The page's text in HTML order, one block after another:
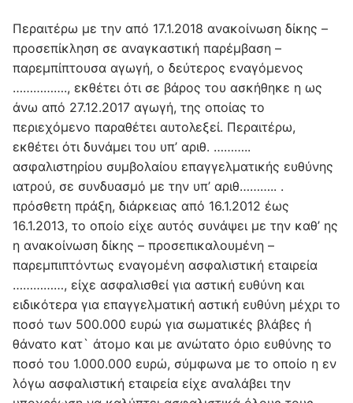
Περαιτέρω με την από 17.1.2018 ανακοίνωση δίκης –
προσεπίκληση σε αναγκαστική παρέμβαση –
παρεμπίπτουσα αγωγή, ο δεύτερος εναγόμενος
……………., εκθέτει ότι σε βάρος του ασκήθηκε η ως
άνω από 27.12.2017 αγωγή, της οποίας το
περιεχόμενο παραθέτει αυτολεξεί. Περαιτέρω,
εκθέτει ότι δυνάμει του υπ’ αριθ. ………..
ασφαλιστηρίου συμβολαίου επαγγελματικής ευθύνης
ιατρού, σε συνδυασμό με την υπ’ αριθ……….. .
πρόσθετη πράξη, διάρκειας από 16.1.2012 έως
16.1.2013, το οποίο είχε αυτός συνάψει με την καθ’ ης
η ανακοίνωση δίκης – προσεπικαλουμένη –
παρεμπιπτόντως εναγομένη ασφαλιστική εταιρεία
……………, είχε ασφαλισθεί για αστική ευθύνη και
ειδικότερα για επαγγελματική αστική ευθύνη μέχρι το
ποσό των 500.000 ευρώ για σωματικές βλάβες ή
θάνατο κατ` άτομο και με ανώτατο όριο ευθύνης το
ποσό του 1.000.000 ευρώ, σύμφωνα με το οποίο η εν
λόγω ασφαλιστική εταιρεία είχε αναλάβει την